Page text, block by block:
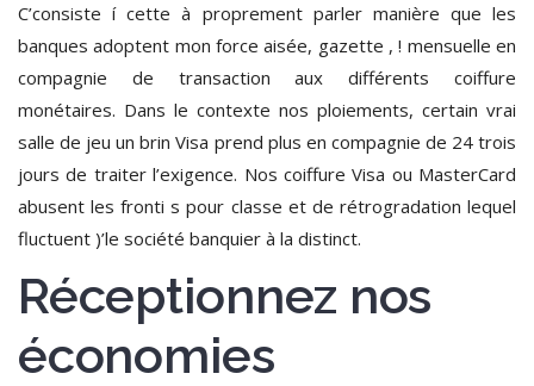
C’consiste í cette à proprement parler manière que les
banques adoptent mon force aisée, gazette , ! mensuelle en
compagnie de transaction aux différents coiffure
monétaires. Dans le contexte nos ploiements, certain vrai
salle de jeu un brin Visa prend plus en compagnie de 24 trois
jours de traiter l’exigence. Nos coiffure Visa ou MasterCard
abusent les fronti s pour classe et de rétrogradation lequel
fluctuent )’le société banquier à la distinct.
Réceptionnez nos
économies